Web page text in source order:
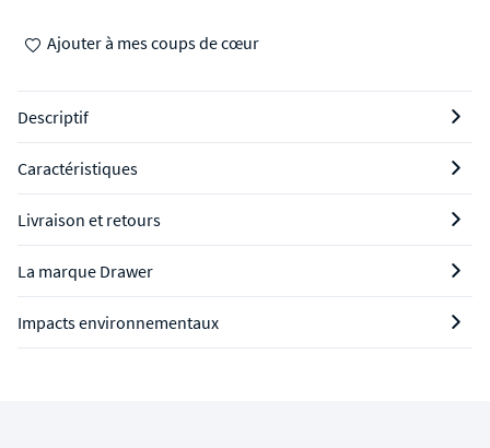
Ajouter à mes coups de cœur
Descriptif
Caractéristiques
Livraison et retours
La marque Drawer
Impacts environnementaux